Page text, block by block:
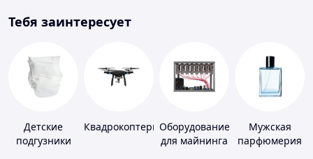
Тебя заинтересует
Детские
подгузники
КвадрокоптерыОборудование
для майнинга
Мужская
парфюмерия